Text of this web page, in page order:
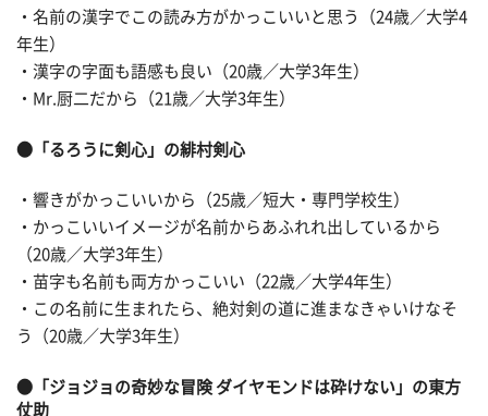
・名前の漢字でこの読み方がかっこいいと思う（24歳／大学4
年生）
・漢字の字面も語感も良い（20歳／大学3年生）
・Mr.厨二だから（21歳／大学3年生）
●「るろうに剣心」の緋村剣心
・響きがかっこいいから（25歳／短大・専門学校生）
・かっこいいイメージが名前からあふれれ出しているから
（20歳／大学3年生）
・苗字も名前も両方かっこいい（22歳／大学4年生）
・この名前に生まれたら、絶対剣の道に進まなきゃいけなそ
う（20歳／大学3年生）
●「ジョジョの奇妙な冒険 ダイヤモンドは砕けない」の東方
仗助